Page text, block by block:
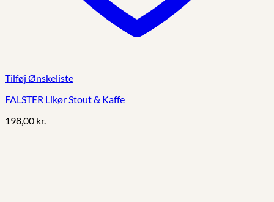
Tilføj Ønskeliste
FALSTER Likør Stout & Kaffe
198,00 kr.